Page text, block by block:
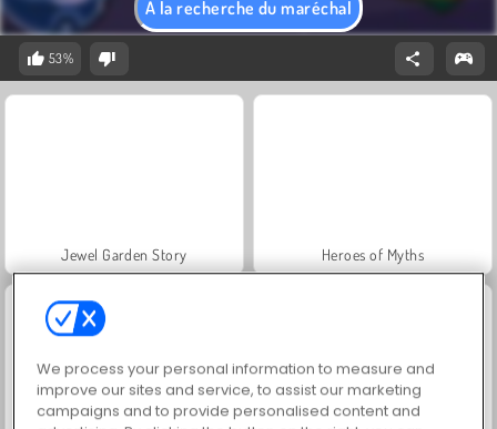
À la recherche du maréchal
53%
Jewel Garden Story Heroes of Myths
We process your personal information to measure and
improve our sites and service, to assist our marketing
campaigns and to provide personalised content and